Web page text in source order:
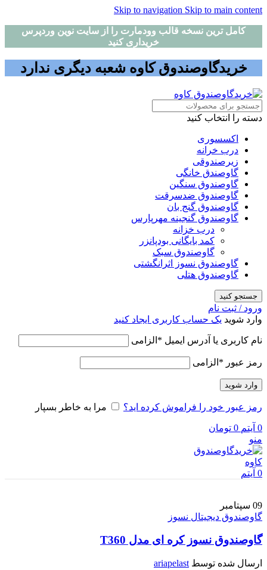
Skip to navigation Skip to main content
کامل ترین نسخه قالب وودمارت را از سایت نوین وردپرس
خریداری کنید
خریدگاوصندوق کاوه شعبه دیگری ندارد
دسته را انتخاب کنید
اکسسوری
درب خرانه
زیرصندوقی
گاوصندق خانگی
گاوصندوق سنگین
گاوصندوق ضدسرقت
گاوصندوق گنج بان
گاوصندوق گنجینه مهرپارس
درب خزانه
کمد بایگانی بودپانزر
گاوصندوق سبک
گاوصندوق نسوز اثرانگشتی
گاوصندوق هتلی
جستجو کنید
ورود / ثبت نام
وارد شوید یک حساب کاربری ایجاد کنید
نام کاربری یا آدرس ایمیل * الزامی
رمز عبور * الزامی
وارد شوید
رمز عبور خود را فراموش کرده اید؟ مرا به خاطر بسپار
0 آیتم 0 تومان
منو
0 آیتم
09 سپتامبر
گاوصندوق دیجیتال نسوز
گاوصندوق نسوز کره ای مدل T360
ارسال شده توسط ariapelast